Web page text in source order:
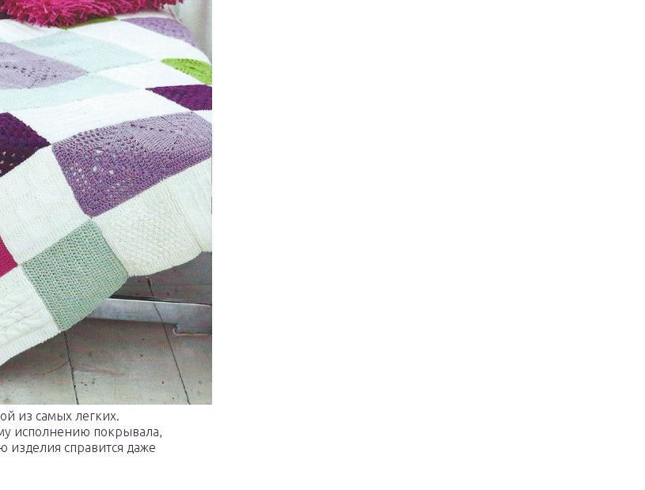
из самых легких.
исполнению покрывала,
изделия справится даже